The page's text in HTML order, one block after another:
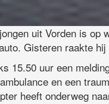
uit Vorden is op
Gisteren raakte
15.50 uur een
en een
heeft onderweg